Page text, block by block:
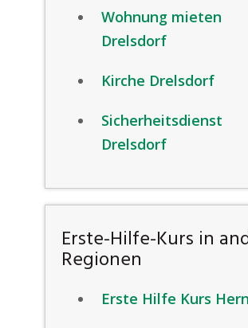
Wohnung mieten
Drelsdorf
Kirche Drelsdorf
Sicherheitsdienst
Drelsdorf
Erste-Hilfe-Kurs in
Regionen
Erste Hilfe Kurs